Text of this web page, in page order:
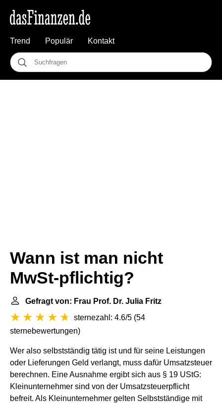
Trend Populär Kontakt
Wann ist man nicht
MwSt-pflichtig?
Gefragt von: Frau Prof. Dr. Julia Fritz
sternezahl: 4.6/5 (54
sternebewertungen)
Wer also selbstständig tätig ist und für seine Leistungen
oder Lieferungen Geld verlangt, muss dafür Umsatzsteuer
berechnen. Eine Ausnahme ergibt sich aus § 19 UStG:
Kleinunternehmer sind von der Umsatzsteuerpflicht
befreit. Als Kleinunternehmer gelten Selbstständige mit